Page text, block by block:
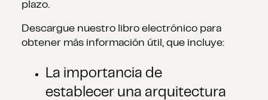
plazo.
Descargue nuestro libro electrónico para
obtener más información útil, que incluye:
La importancia de
establecer una arquitectura